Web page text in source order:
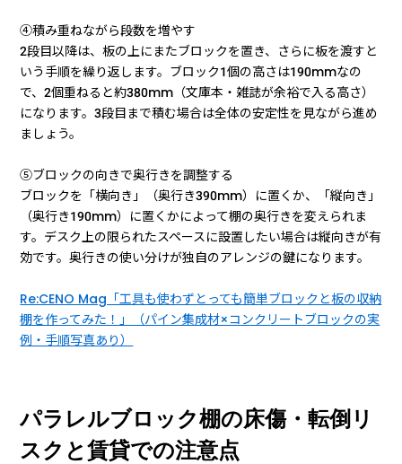
④積み重ねながら段数を増やす
2段目以降は、板の上にまたブロックを置き、さらに板を渡すと
いう手順を繰り返します。ブロック1個の高さは190mmなの
で、2個重ねると約380mm（文庫本・雑誌が余裕で入る高さ）
になります。3段目まで積む場合は全体の安定性を見ながら進め
ましょう。
⑤ブロックの向きで奥行きを調整する
ブロックを「横向き」（奥行き390mm）に置くか、「縦向き」
（奥行き190mm）に置くかによって棚の奥行きを変えられま
す。デスク上の限られたスペースに設置したい場合は縦向きが有
効です。奥行きの使い分けが独自のアレンジの鍵になります。
Re:CENO Mag「工具も使わずとっても簡単ブロックと板の収納
棚を作ってみた！」（パイン集成材×コンクリートブロックの実
例・手順写真あり）
パラレルブロック棚の床傷・転倒リ
スクと賃貸での注意点